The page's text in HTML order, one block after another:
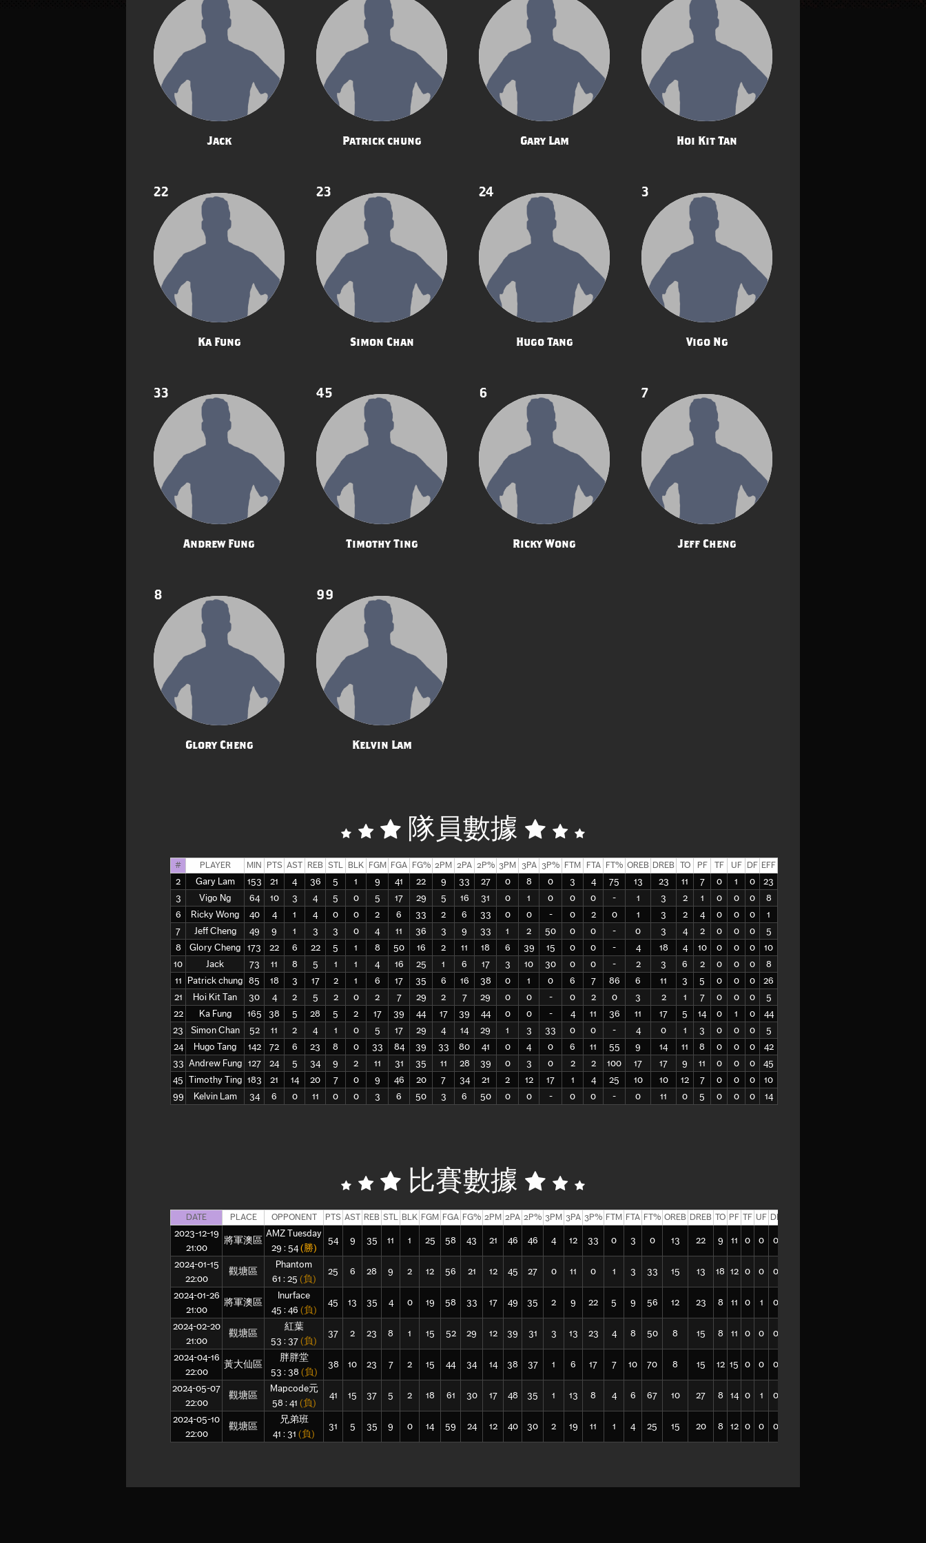
Jack Patrick chung Gary Lam Hoi Kit Tan
22
Ka Fung
23
Simon Chan
24
Hugo Tang
3
Vigo Ng
33
Andrew Fung
45
Timothy Ting
6
Ricky Wong
7
Jeff Cheng
8
Glory Cheng
99
Kelvin Lam
隊員數據
# PLAYER MIN PTS AST REB STL BLK FGM FGA FG% 2PM 2PA 2P% 3PM 3PA 3P% FTM FTA FT% OREB DREB TO PF TF UF DF EFF
2 Gary Lam 153 21 4 36 5 1 9 41 22 9 33 27 0 8 0 3 4 75 13 23 11 7 0 1 0
23
3
Vigo Ng 64 10 3 4 5 0 5 17 29 5 16 31 0 1 0 0 0 - 1 3 2 1 0 0 0
8
6
Ricky Wong 40 4 1 4 0 0 2 6 33 2 6 33 0 0 - 0 2 0 1 3 2 4 0 0 0
1
7
Jeff Cheng 49 9 1 3 3 0 4 11 36 3 9 33 1 2 50 0 0 - 0 3 4 2 0 0 0
5
8
Glory Cheng 173 22 6 22 5 1 8 50 16 2 11 18 6 39 15 0 0 - 4 18 4 10 0 0 0
10
10
Jack 73 11 8 5 1 1 4 16 25 1 6 17 3 10 30 0 0 - 2 3 6 2 0 0 0
8
11
Patrick chung 85 18 3 17 2 1 6 17 35 6 16 38 0 1 0 6 7 86 6 11 3 5 0 0 0
26
21
Hoi Kit Tan 30 4 2 5 2 0 2 7 29 2 7 29 0 0 - 0 2 0 3 2 1 7 0 0 0
5
22
Ka Fung 165 38 5 28 5 2 17 39 44 17 39 44 0 0 - 4 11 36 11 17 5 14 0 1 0
44
23
Simon Chan 52 11 2 4 1 0 5 17 29 4 14 29 1 3 33 0 0 - 4 0 1 3 0 0 0
5
24
Hugo Tang 142 72 6 23 8 0 33 84 39 33 80 41 0 4 0 6 11 55 9 14 11 8 0 0 0
42
33 Andrew Fung 127 24 5 34 9 2 11 31 35 11 28 39 0 3 0 2 2 100 17 17 9 11 0 0 0
45
45 Timothy Ting 183 21 14 20 7 0 9 46 20 7 34 21 2 12 17 1 4 25 10 10 12 7 0 0 0
10
99
Kelvin Lam 34 6 0 11 0 0 3 6 50 3 6 50 0 0 - 0 0 - 0 11 0 5 0 0 0 14
比賽數據
DATE PLACE OPPONENT PTS AST REB STL BLK FGM FGA FG% 2PM 2PA 2P% 3PM 3PA 3P% FTM FTA FT% OREB DREB TO PF TF UF DF
2023-12-19
21:00
將軍澳區
AMZ Tuesday
29 : 54 (勝)
54 9 35 11 1 25 58 43 21 46 46 4 12 33 0 3 0 13 22 9 11 0 0 0
2024-01-15
22:00
觀塘區
Phantom
61 : 25 (負)
25 6 28 9 2 12 56 21 12 45 27 0 11 0 1 3 33 15 13 18 12 0 0 0
2024-01-26
21:00
將軍澳區
Inurface
45 : 46 (負)
45 13 35 4 0 19 58 33 17 49 35 2 9 22 5 9 56 12 23 8 11 0 1 0
2024-02-20
21:00
觀塘區
紅葉
53 : 37 (負)
37 2 23 8 1 15 52 29 12 39 31 3 13 23 4 8 50 8 15 8 11 0 0 0
2024-04-16
22:00
黃大仙區
胖胖堂
53 : 38 (負)
38 10 23 7 2 15 44 34 14 38 37 1 6 17 7 10 70 8 15 12 15 0 0 0
2024-05-07
22:00
觀塘區
Mapcode元
58 : 41 (負)
41 15 37 5 2 18 61 30 17 48 35 1 13 8 4 6 67 10 27 8 14 0 1 0
2024-05-10
22:00
觀塘區
兄弟班
41 : 31 (負)
31 5 35 9 0 14 59 24 12 40 30 2 19 11 1 4 25 15 20 8 12 0 0 0